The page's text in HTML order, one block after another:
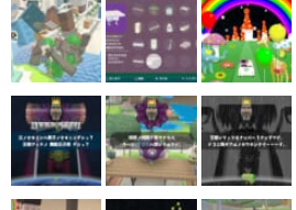
運営：株式会社マレ